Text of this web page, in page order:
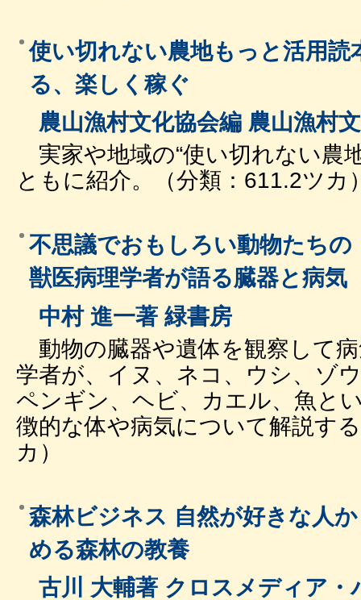
使い切れない農地もっと活用読
る、楽しく稼ぐ
農山漁村文化協会編 農山漁村
実家や地域の“使い切れない農
ともに紹介。（分類：611.2ツカ
不思議でおもしろい動物たち
獣医病理学者が語る臓器と病気
中村 進一著 緑書房
動物の臓器や遺体を観察して
学者が、イヌ、ネコ、ウシ、ゾ
ペンギン、ヘビ、カエル、魚と
徴的な体や病気について解説す
カ）
森林ビジネス 自然が好きな人
める森林の教養
古川 大輔著 クロスメディア・